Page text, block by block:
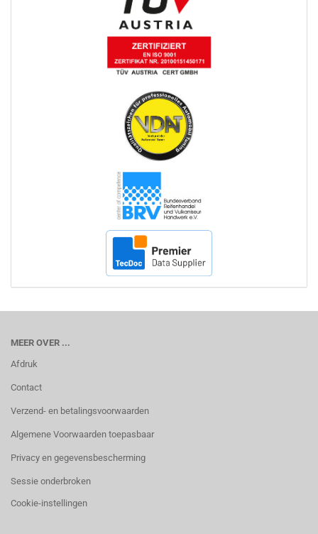
MEER OVER ...
Afdruk
Contact
Verzend- en betalingsvoorwaarden
Algemene Voorwaarden toepasbaar
Privacy en gegevensbescherming
Sessie onderbroken
Cookie-instellingen